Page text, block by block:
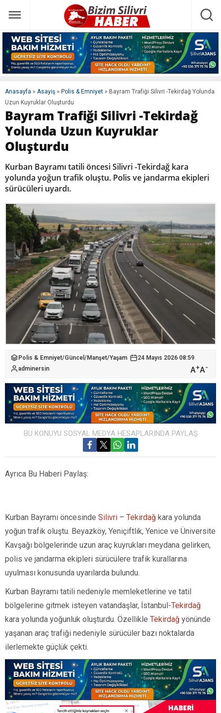
Anasayfa » Asayiş » Polis & Emniyet » Bayram Trafiği Silivri -Tekirdağ Yolunda
Uzun Kuyruklar Oluşturdu
Bayram Trafiği Silivri -Tekirdağ
Yolunda Uzun Kuyruklar
Oluşturdu
Kurban Bayramı tatili öncesi Silivri -Tekirdağ kara
yolunda yoğun trafik oluştu. Polis ve jandarma ekipleri
sürücüleri uyardı.
Polis & Emniyet/Güncel /Manşet/Yaşam
24 Mayıs 2026 08:59
adminersin
A+A-
BU KONUYU SOSYAL MEDYA HESAPLARINDA PAYLAŞ
Ayrıca Bu Haberi Paylaş:
Kurban Bayramı öncesinde Silivri – Tekirdağ kara yolunda
yoğun trafik oluştu. Beyazköy, Yeniçiftlik, Yenice ve Üniversite
Kavşağı bölgelerinde uzun araç kuyrukları meydana gelirken,
polis ve jandarma ekipleri sürücülere trafik kurallarına
uyulması konusunda uyarılarda bulundu.
Kurban Bayramı tatili nedeniyle memleketlerine ve tatil
bölgelerine gitmek isteyen vatandaşlar, İstanbul-Tekirdağ
kara yolunda yoğunluk oluşturdu. Özellikle Tekirdağ yönünde
yaşanan araç trafiği nedeniyle sürücüler bazı noktalarda
ilerlemekte güçlük çekti.